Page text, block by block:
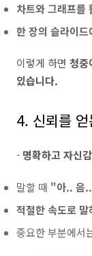
차트와 그래프를
한 장의 슬라이
이렇게 하면 청중
있습니다.
4. 신뢰를
- 명확하고 자신
말할 때 "아.. 음
적절한 속도로
중요한 부분에서